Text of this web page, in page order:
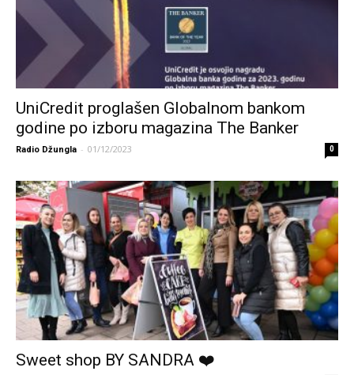
UniCredit proglašen Globalnom bankom
godine po izboru magazina The Banker
Radio Džungla - 01/12/2023 0
Sweet shop BY SANDRA ❤️